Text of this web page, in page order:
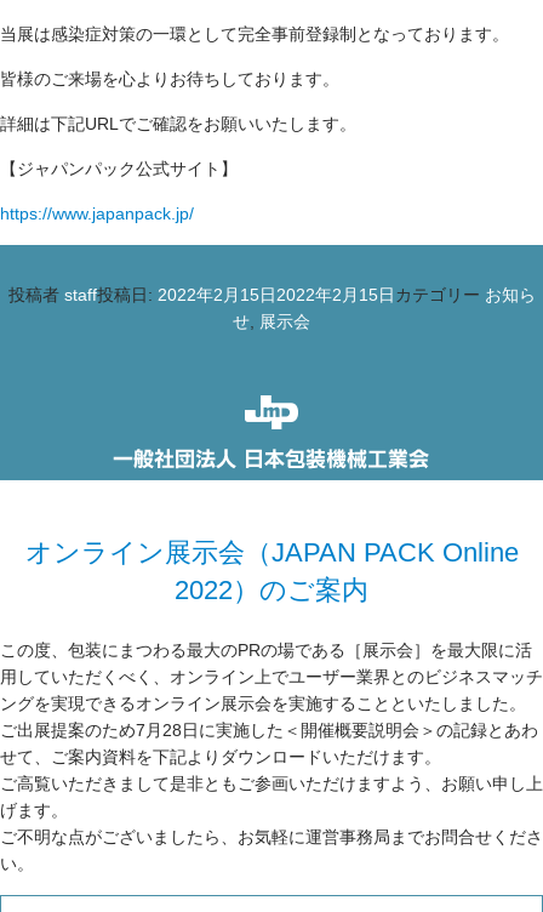
当展は感染症対策の一環として完全事前登録制となっております。
皆様のご来場を心よりお待ちしております。
詳細は下記URLでご確認をお願いいたします。
【ジャパンパック公式サイト】
https://www.japanpack.jp/
投稿者 staff投稿日: 2022年2月15日2022年2月15日 カテゴリー お知ら
せ
展示会
オンライン展示会（JAPAN PACK Online
2022）のご案内
この度、包装にまつわる最大のPRの場である［展示会］を最大限に活
用していただくべく、オンライン上でユーザー業界とのビジネスマッチ
ングを実現できるオンライン展示会を実施することといたしました。
ご出展提案のため7月28日に実施した＜開催概要説明会＞の記録とあわ
せて、ご案内資料を下記よりダウンロードいただけます。
ご高覧いただきまして是非ともご参画いただけますよう、お願い申し上
げます。
ご不明な点がございましたら、お気軽に運営事務局までお問合せくださ
い。